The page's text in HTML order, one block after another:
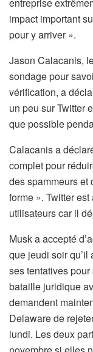
impact important
pour y arriver ».
Jason Calacanis,
sondage pour
vérification, a
un peu sur Twitter
que possible
Calacanis a
complet pour
des spammeurs et
forme ». Twitter
utilisateurs car il
Musk a accepté
que jeudi soir qu’il
ses tentatives
bataille juridique
demandent
Delaware de
lundi. Les deux